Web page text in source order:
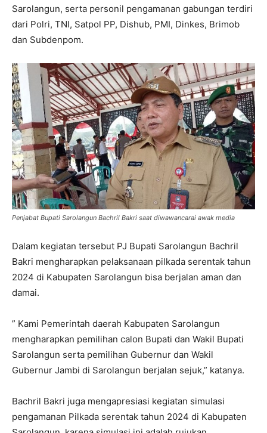
Sarolangun, serta personil pengamanan gabungan terdiri
dari Polri, TNI, Satpol PP, Dishub, PMI, Dinkes, Brimob
dan Subdenpom.
Penjabat Bupati Sarolangun Bachril Bakri saat diwawancarai awak media
Dalam kegiatan tersebut PJ Bupati Sarolangun Bachril
Bakri mengharapkan pelaksanaan pilkada serentak tahun
2024 di Kabupaten Sarolangun bisa berjalan aman dan
damai.
” Kami Pemerintah daerah Kabupaten Sarolangun
mengharapkan pemilihan calon Bupati dan Wakil Bupati
Sarolangun serta pemilihan Gubernur dan Wakil
Gubernur Jambi di Sarolangun berjalan sejuk,” katanya.
Bachril Bakri juga mengapresiasi kegiatan simulasi
pengamanan Pilkada serentak tahun 2024 di Kabupaten